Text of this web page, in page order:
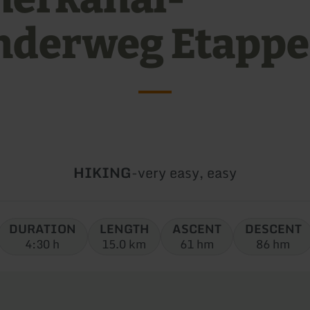
Type
HIKING-Difficulty:
very easy, easy
DURATION
4:30 h
LENGTH
15.0 km
ASCENT
61 hm
DESCENT
86 hm